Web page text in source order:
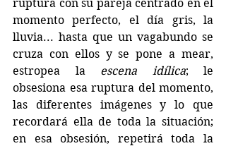
ruptura con su pareja centrado en el
momento perfecto, el día gris, la
lluvia... hasta que un vagabundo se
cruza con ellos y se pone a mear,
estropea la escena idílica; le
obsesiona esa ruptura del momento,
las diferentes imágenes y lo que
recordará ella de toda la situación;
en esa obsesión, repetirá toda la